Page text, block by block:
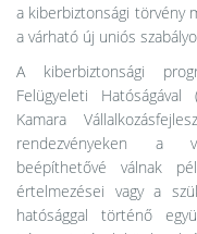
a kiberbiztonsági törvény
a várható új uniós
A kiberbiztonsági
Felügyeleti
Kamara
rendezvényeken a
beépíthetővé válnak
értelmezései vagy a
hatósággal történő